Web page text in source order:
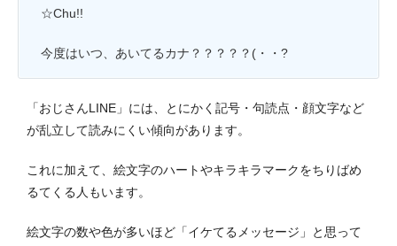
☆Chu!!
今度はいつ、あいてるカナ？？？？？(・・?
「おじさんLINE」には、とにかく記号・句読点・顔文字など
が乱立して読みにくい傾向があります。
これに加えて、絵文字のハートやキラキラマークをちりばめ
るて くる人もいます。
絵文字の数や色が多いほど「イケてるメッセージ」と思って